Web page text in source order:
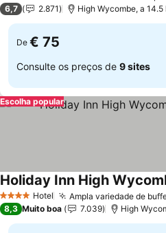
6,7 2.871 High Wycombe, a
De € 75
Consulte os preços de 9 sites
Escolha popular
4 EstrelasHotel Ampla variedade de
Holiday Inn High
8,3 Muito boa 7.039 High